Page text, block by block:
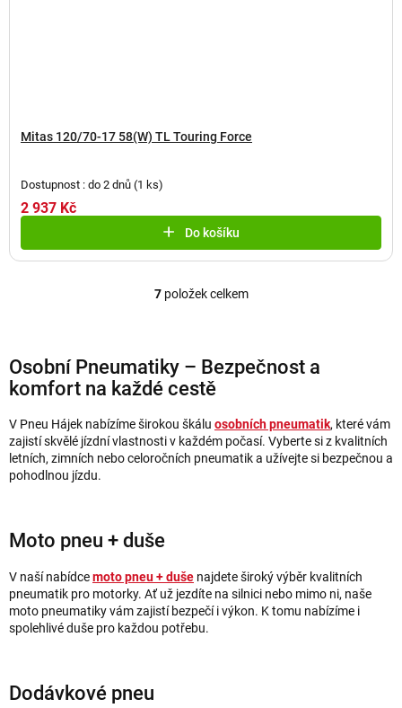
Mitas 120/70-17 58(W) TL Touring Force
Dostupnost : do 2 dnů (1 ks)
2 937 Kč
Do košíku
O
á
d
a
c
í
p
ý
p
i
s
7položek celkem
Osobní Pneumatiky – Bezpečnost a
komfort na každé cestě
V Pneu Hájek nabízíme širokou škálu osobních pneumatik, které vám
zajistí skvělé jízdní vlastnosti v každém počasí. Vyberte si z kvalitních
letních, zimních nebo celoročních pneumatik a užívejte si bezpečnou a
pohodlnou jízdu.
Moto pneu + duše
V naší nabídcemoto pneu + duše najdete široký výběr kvalitních
pneumatik pro motorky. Ať už jezdíte na silnici nebo mimo ni, naše
moto pneumatiky vám zajistí bezpečí i výkon. K tomu nabízíme i
spolehlivé duše pro každou potřebu.
Dodávkové pneu